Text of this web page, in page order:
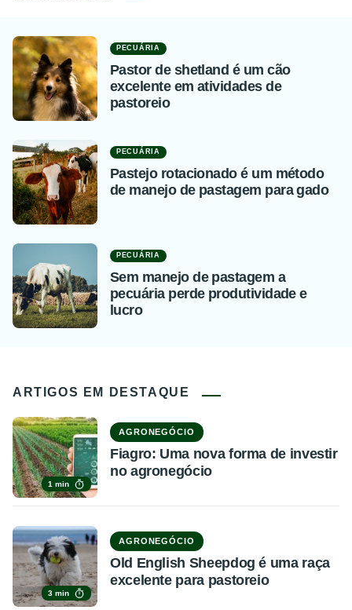
PECUÁRIA
Pastor de shetland é um cão
excelente em atividades de
pastoreio
PECUÁRIA
Pastejo rotacionado é um método
de manejo de pastagem para gado
PECUÁRIA
Sem manejo de pastagem a
pecuária perde produtividade e
lucro
ARTIGOS EM DESTAQUE
1 min
AGRONEGÓCIO
Fiagro: Uma nova forma de investir
no agronegócio
3 min
AGRONEGÓCIO
Old English Sheepdog é uma raça
excelente para pastoreio